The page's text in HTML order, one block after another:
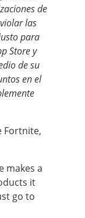
de
las
para
Store y
de su
en el
Fortnite,
makes a
it
go to